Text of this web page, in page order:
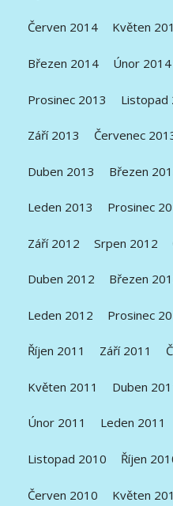
Červen 2014 Květen
Březen 2014 Únor 2014
Prosinec 2013 Listopad
Září 2013 Červenec
Duben 2013 Březen
Leden 2013 Prosinec
Září 2012 Srpen 2012
Duben 2012 Březen
Leden 2012 Prosinec
Říjen 2011 Září 2011
Květen 2011 Duben
Únor 2011 Leden 2011
Listopad 2010 Říjen
Červen 2010 Květen